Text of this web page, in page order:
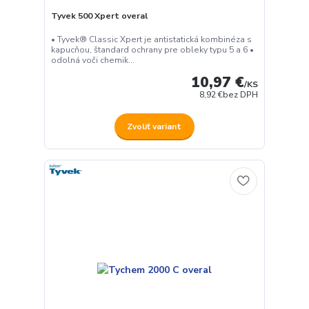
Tyvek 500 Xpert overal
• Tyvek® Classic Xpert je antistatická kombinéza s
kapucňou, štandard ochrany pre obleky typu 5 a 6 •
odolná voči chemik...
10,97 €/KS
8,92 €bez DPH
Zvoliť variant